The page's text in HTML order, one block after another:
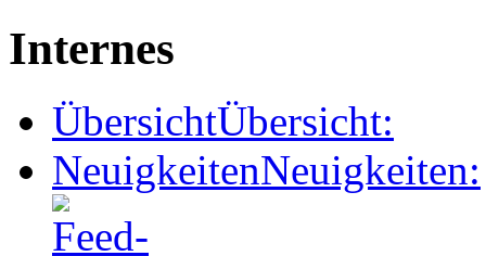
Internes
ÜbersichtÜbersicht:
NeuigkeitenNeuigkeiten: